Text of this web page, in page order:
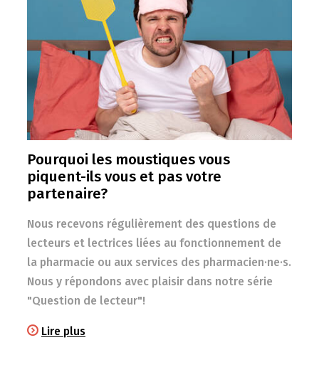
Pourquoi les moustiques vous
piquent-ils vous et pas votre
partenaire?
Nous recevons régulièrement des questions de
lecteurs et lectrices liées au fonctionnement de
la pharmacie ou aux services des pharmacien·ne·s.
Nous y répondons avec plaisir dans notre série
"Question de lecteur"!
Lire plus